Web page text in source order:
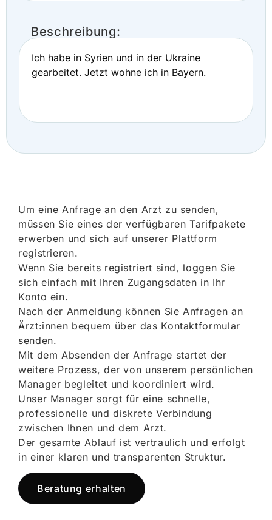
Beschreibung:
Ich habe in Syrien und in der Ukraine
gearbeitet. Jetzt wohne ich in Bayern.
Um eine Anfrage an den Arzt zu senden,
müssen Sie eines der verfügbaren Tarifpakete
erwerben und sich auf unserer Plattform
registrieren.
Wenn Sie bereits registriert sind, loggen Sie
sich einfach mit Ihren Zugangsdaten in Ihr
Konto ein.
Nach der Anmeldung können Sie Anfragen an
Ärzt:innen bequem über das Kontaktformular
senden.
Mit dem Absenden der Anfrage startet der
weitere Prozess, der von unserem persönlichen
Manager begleitet und koordiniert wird.
Unser Manager sorgt für eine schnelle,
professionelle und diskrete Verbindung
zwischen Ihnen und dem Arzt.
Der gesamte Ablauf ist vertraulich und erfolgt
in einer klaren und transparenten Struktur.
Beratung erhalten